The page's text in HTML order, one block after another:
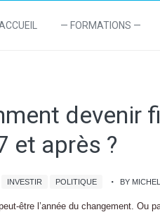
— FORMATIONS —
devenir
et après ?
INVESTIR POLITIQUE BY
être l’année du changement. Ou